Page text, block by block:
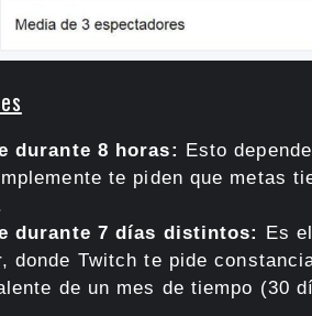
durante 8 horas:
Esto
te piden que metas
durante 7 días distintos:
Es
donde Twitch te pide
de un mes de tiempo (30